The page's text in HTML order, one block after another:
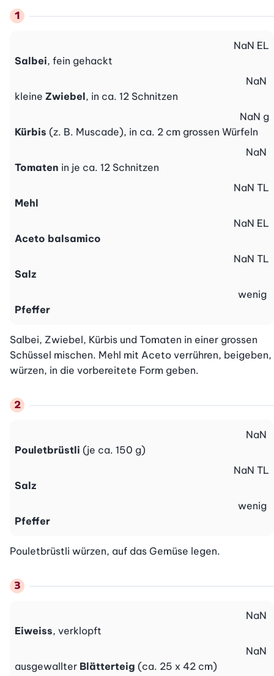
Salbei, fein gehackt
NaN EL
kleine Zwiebel, in ca. 12 Schnitzen
NaN
Kürbis (z. B. Muscade), in ca. 2 cm grossen Würfeln
NaN g
Tomaten in je ca. 12 Schnitzen
NaN
Mehl
NaN TL
Aceto balsamico
NaN EL
Salz
NaN TL
Pfeffer
wenig
Salbei, Zwiebel, Kürbis und Tomaten in einer grossen
Schüssel mischen. Mehl mit Aceto verrühren, beigeben,
würzen, in die vorbereitete Form geben.
Pouletbrüstli (je ca. 150 g)
NaN
Salz
NaN TL
Pfeffer
wenig
Pouletbrüstli würzen, auf das Gemüse legen.
Eiweiss, verklopft
NaN
ausgewallter Blätterteig (ca. 25 x 42 cm)
NaN